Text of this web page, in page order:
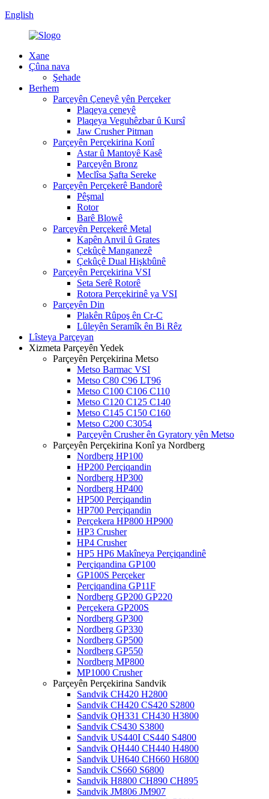
English
Xane
Çûna nava
Şehade
Berhem
Parçeyên Çeneyê yên Perçeker
Plaqeya çeneyê
Plaqeya Veguhêzbar û Kursî
Jaw Crusher Pitman
Parçeyên Perçekirina Konî
Astar û Mantoyê Kasê
Parçeyên Bronz
Meclîsa Şafta Sereke
Parçeyên Perçekerê Bandorê
Pêşmal
Rotor
Barê Blowê
Parçeyên Perçekerê Metal
Kapên Anvil û Grates
Çekûçê Manganezê
Çekûçê Dual Hişkbûnê
Parçeyên Perçekirina VSI
Seta Serê Rotorê
Rotora Perçekirinê ya VSI
Parçeyên Din
Plakên Rûpoş ên Cr-C
Lûleyên Seramîk ên Bi Rêz
Lîsteya Parçeyan
Xizmeta Parçeyên Yedek
Parçeyên Perçekirina Metso
Metso Barmac VSI
Metso C80 C96 LT96
Metso C100 C106 C110
Metso C120 C125 C140
Metso C145 C150 C160
Metso C200 C3054
Parçeyên Crusher ên Gyratory yên Metso
Parçeyên Perçekirina Konî ya Nordberg
Nordberg HP100
HP200 Perçiqandin
Nordberg HP300
Nordberg HP400
HP500 Perçiqandin
HP700 Perçiqandin
Perçekera HP800 HP900
HP3 Crusher
HP4 Crusher
HP5 HP6 Makîneya Perçiqandinê
Perçiqandina GP100
GP100S Perçeker
Perçiqandina GP11F
Nordberg GP200 GP220
Perçekera GP200S
Nordberg GP300
Nordberg GP330
Nordberg GP500
Nordberg GP550
Nordberg MP800
MP1000 Crusher
Parçeyên Perçekirina Sandvik
Sandvik CH420 H2800
Sandvik CH420 CS420 S2800
Sandvik QH331 CH430 H3800
Sandvik CS430 S3800
Sandvik US440I CS440 S4800
Sandvik QH440 CH440 H4800
Sandvik UH640 CH660 H6800
Sandvik CS660 S6800
Sandvik H8800 CH890 CH895
Sandvik JM806 JM907